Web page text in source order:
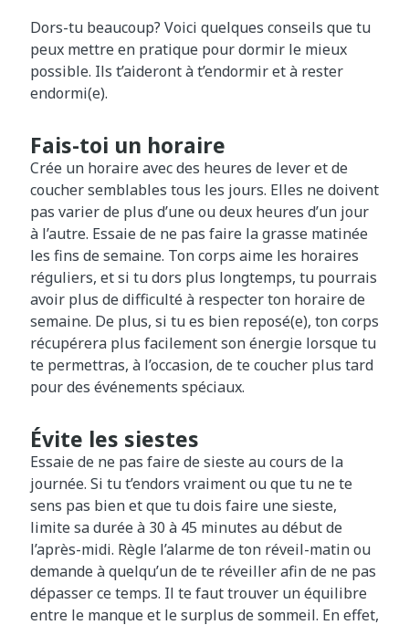
Dors-tu beaucoup? Voici quelques conseils que tu
peux mettre en pratique pour dormir le mieux
possible. Ils t’aideront à t’endormir et à rester
endormi(e).
Fais-toi un horaire
Crée un horaire avec des heures de lever et de
coucher semblables tous les jours. Elles ne doivent
pas varier de plus d’une ou deux heures d’un jour
à l’autre. Essaie de ne pas faire la grasse matinée
les fins de semaine. Ton corps aime les horaires
réguliers, et si tu dors plus longtemps, tu pourrais
avoir plus de difficulté à respecter ton horaire de
semaine. De plus, si tu es bien reposé(e), ton corps
récupérera plus facilement son énergie lorsque tu
te permettras, à l’occasion, de te coucher plus tard
pour des événements spéciaux.
Évite les siestes
Essaie de ne pas faire de sieste au cours de la
journée. Si tu t’endors vraiment ou que tu ne te
sens pas bien et que tu dois faire une sieste,
limite sa durée à 30 à 45 minutes au début de
l’après-midi. Règle l’alarme de ton réveil-matin ou
demande à quelqu’un de te réveiller afin de ne pas
dépasser ce temps. Il te faut trouver un équilibre
entre le manque et le surplus de sommeil. En effet,